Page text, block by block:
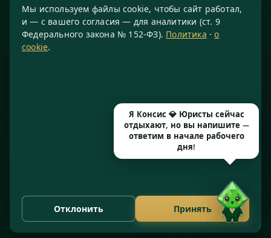
Блог
Команда
Благодарности
Москва, Варшавское шоссе, д. 1А, помещение 14/7
© 2016–2026 ООО «КОНСИС» · ИНН 7724372334 · КПП 772601001
· ОГРН 1167746646297 · Рег. № 77071/77 от 14.05.2026
Политика конфиденциальности Cookies
Мы используем файлы cookie, чтобы сайт работал,
и — с вашего согласия — для аналитики (ст. 9
Федерального закона № 152-ФЗ). Политика ·о
cookie.
Отклонить Принять
Я Консис 💎 Юристы сейчас
отдыхают, но вы напишите —
ответим в начале рабочего
дня!